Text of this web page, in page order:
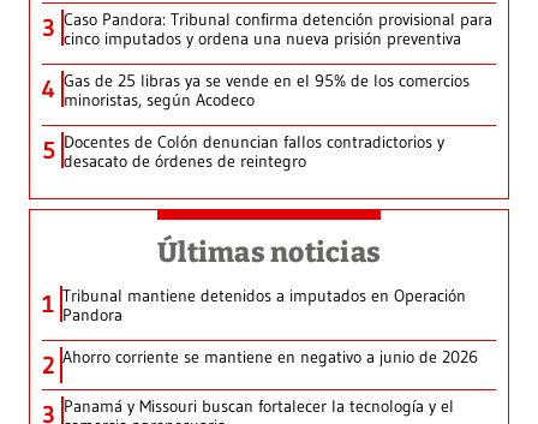
3 Caso Pandora: Tribunal confirma detención provisional para
cinco imputados y ordena una nueva prisión preventiva
4 Gas de 25 libras ya se vende en el 95% de los comercios
minoristas, según Acodeco
5 Docentes de Colón denuncian fallos contradictorios y
desacato de órdenes de reintegro
Últimas noticias
1 Tribunal mantiene detenidos a imputados en Operación
Pandora
2 Ahorro corriente se mantiene en negativo a junio de 2026
3 Panamá y Missouri buscan fortalecer la tecnología y el